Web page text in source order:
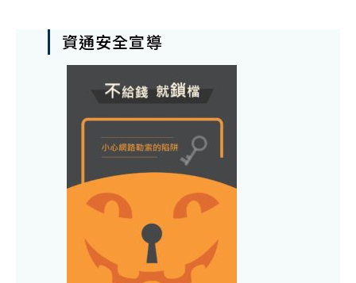
資通安全宣導